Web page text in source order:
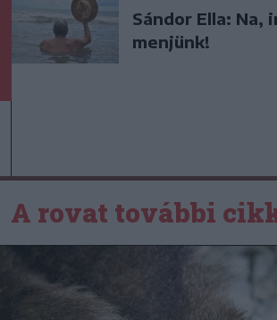
Sándor Ella: Na,
menjünk!
A rovat további